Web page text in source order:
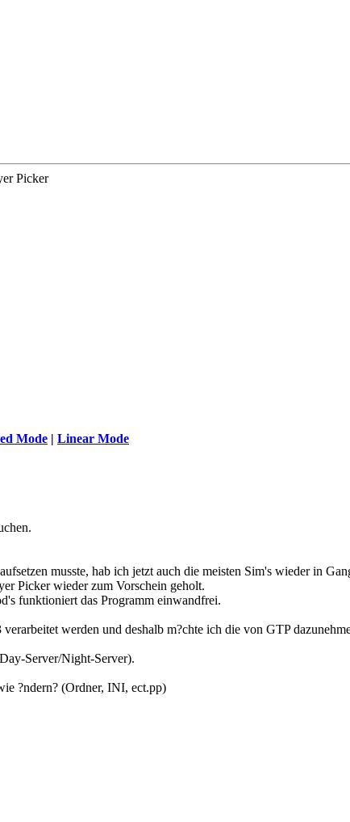
Picker
Mode | Linear Mode
musste, hab ich jetzt auch die meisten Sim's wieder in
Picker wieder zum Vorschein geholt.
funktioniert das Programm einwandfrei.
werden und deshalb m?chte ich die von GTP
Server/Night-Server).
?ndern? (Ordner, INI, ect.pp)